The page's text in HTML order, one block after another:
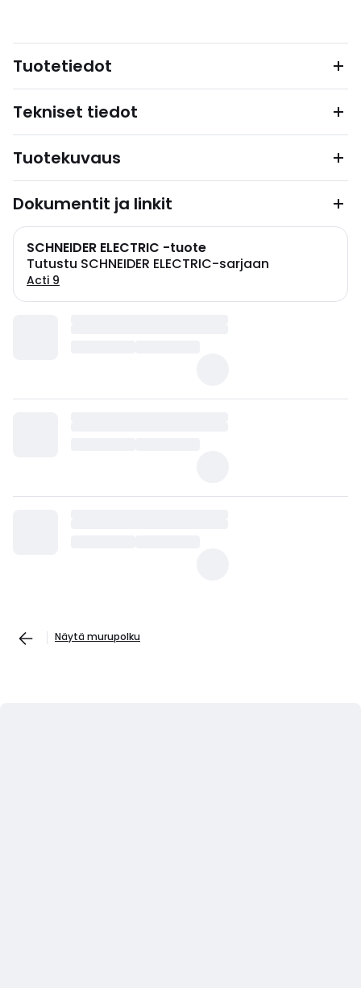
Tuotetiedot
Tekniset tiedot
Tuotekuvaus
Dokumentit ja linkit
SCHNEIDER ELECTRIC -tuote
Tutustu SCHNEIDER ELECTRIC-sarjaan
Acti 9
Näytä murupolku